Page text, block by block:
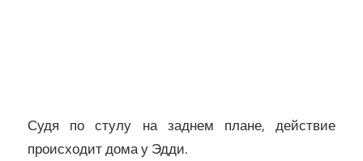
Судя по стулу на заднем плане, действие
происходит дома у Эдди.